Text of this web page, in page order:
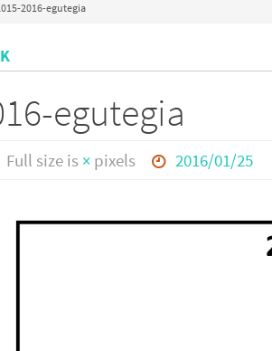
2016-egutegia
egutegia
Full size is × pixels 2016/01/25